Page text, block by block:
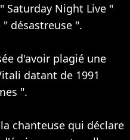
Saturday Night Live "
désastreuse ".
d'avoir plagié une
datant de 1991
".
chanteuse qui déclare